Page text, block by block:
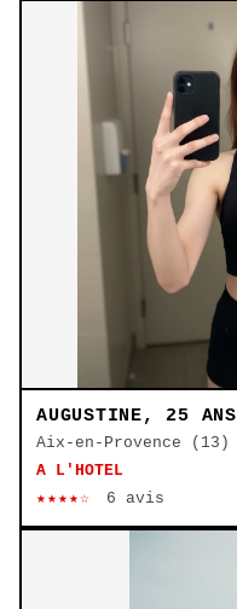
AUGUSTINE, 25 ANS
Aix-en-Provence (13)
A L'HOTEL
★★★★☆
6 avis